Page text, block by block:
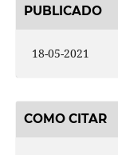
PUBLICADO
18-05-2021
COMO CITAR